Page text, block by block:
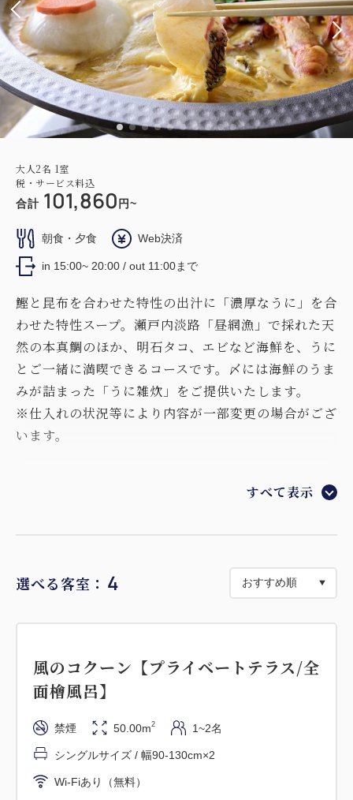
大人2名 1室
税・サービス料込
合計 101,860 円~
朝食・夕食 Web決済
in 15:00~ 20:00 / out 11:00まで
鰹と昆布を合わせた特性の出汁に「濃厚なうに」を合
わせた特性スープ。瀬戸内淡路「昼網漁」で採れた天
然の本真鯛のほか、明石タコ、エビなど海鮮を、うに
とご一緒に満喫できるコースです。〆には海鮮のうま
みが詰まった「うに雑炊」をご提供いたします。
※仕入れの状況等により内容が一部変更の場合がござ
います。
1.客室内にフリードリンクのご用意（オリジナルシャ
2.ニジゲンノモリ アトラクション特別ご優待券
※お好きなアトラクションのライトチケットのお渡
■お食事■
兵庫県ひょうご「食」担当参与である山下春幸シェフ
監修のもと、古くから「御食国」として朝廷に 食材
を納めてきた食の宝庫である淡路島の食材にこだわっ
た料理をご堪能いただけます。
＜ご夕食＞
近港で水揚げされたばかりの新鮮な魚介を中心に淡路
すべて表示
選べる客室： 4
風のコクーン【プライベートテラス/全
面檜風呂】
禁煙 50.00m2 1~2名
シングルサイズ / 幅90-130cm×2
Wi-Fiあり（無料）